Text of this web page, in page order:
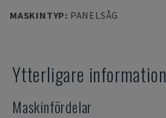
MASKINTYP: PANELSÅG
Ytterligare information
Maskinfördelar